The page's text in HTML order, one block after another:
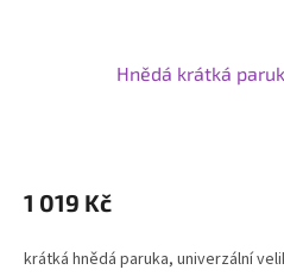
Hnědá krátká
1 019 Kč
krátká hnědá paruka, univerzální